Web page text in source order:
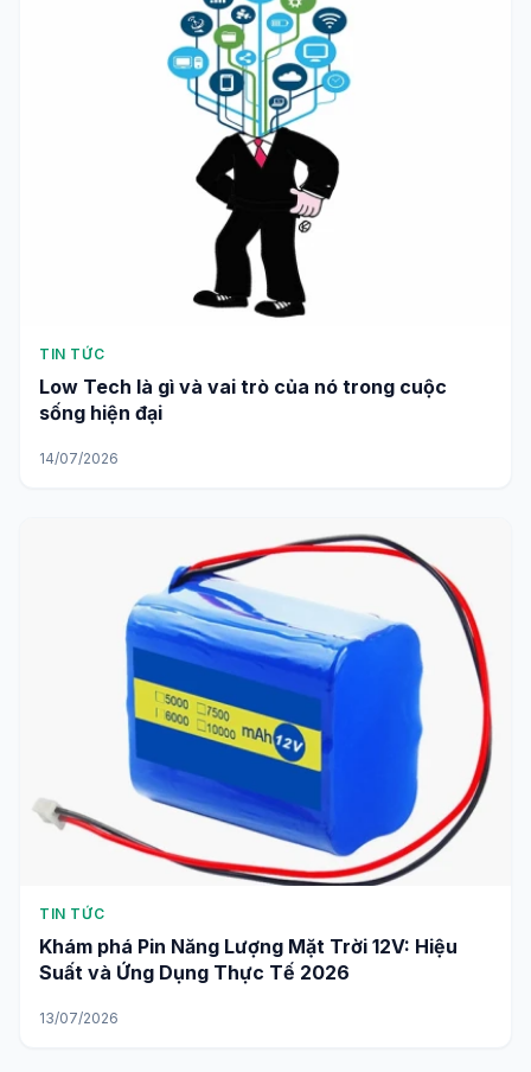
TIN TỨC
Low Tech là gì và vai trò của nó trong cuộc
sống hiện đại
14/07/2026
TIN TỨC
Khám phá Pin Năng Lượng Mặt Trời 12V: Hiệu
Suất và Ứng Dụng Thực Tế 2026
13/07/2026